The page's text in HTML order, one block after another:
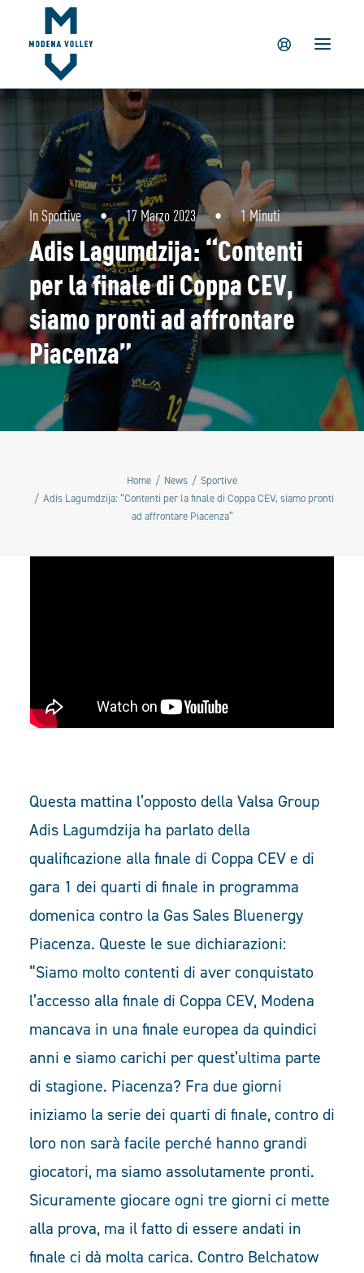
IL CLUB
NEWS
TICKETING
SUMMER CAMP
MV PARTNERS
PALAPANINI
GIOVANILI
ACADEMY
STORE
InSportive • 17 Marzo 2023 • 1 Minuti
Adis Lagumdzija: “Contenti
per la finale di Coppa CEV,
siamo pronti ad affrontare
Piacenza”
Home News
Sportive
Adis Lagumdzija: “Contenti per la finale di Coppa CEV, siamo pronti
ad affrontare Piacenza”
Questa mattina l’opposto della Valsa Group
Adis Lagumdzija ha parlato della
qualificazione alla finale di Coppa CEV e di
gara 1 dei quarti di finale in programma
domenica contro la Gas Sales Bluenergy
Piacenza. Queste le sue dichiarazioni:
“Siamo molto contenti di aver conquistato
l’accesso alla finale di Coppa CEV, Modena
mancava in una finale europea da quindici
anni e siamo carichi per quest’ultima parte
di stagione. Piacenza? Fra due giorni
iniziamo la serie dei quarti di finale, contro di
loro non sarà facile perché hanno grandi
giocatori, ma siamo assolutamente pronti.
Sicuramente giocare ogni tre giorni ci mette
alla prova, ma il fatto di essere andati in
finale ci dà molta carica. Contro Belchatow